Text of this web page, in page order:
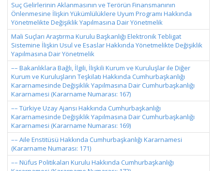
Suç Gelirlerinin Aklanmasının ve Terörün Finansmanının
Önlenmesine İlişkin Yükümlülüklere Uyum Programı Hakkında
Yönetmelikte Değişiklik Yapılmasına Dair Yönetmelik
Mali Suçları Araştırma Kurulu Başkanlığı Elektronik Tebligat
Sistemine İlişkin Usul ve Esaslar Hakkında Yönetmelikte Değişiklik
Yapılmasına Dair Yönetmelik
–– Bakanlıklara Bağlı, İlgili, İlişkili Kurum ve Kuruluşlar ile Diğer
Kurum ve Kuruluşların Teşkilatı Hakkında Cumhurbaşkanlığı
Kararnamesinde Değişiklik Yapılmasına Dair Cumhurbaşkanlığı
Kararnamesi (Kararname Numarası: 167)
–– Türkiye Uzay Ajansı Hakkında Cumhurbaşkanlığı
Kararnamesinde Değişiklik Yapılmasına Dair Cumhurbaşkanlığı
Kararnamesi (Kararname Numarası: 169)
–– Aile Enstitüsü Hakkında Cumhurbaşkanlığı Kararnamesi
(Kararname Numarası: 171)
–– Nüfus Politikaları Kurulu Hakkında Cumhurbaşkanlığı